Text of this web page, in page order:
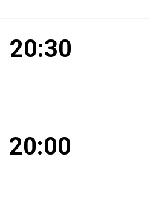
20:30
20:00